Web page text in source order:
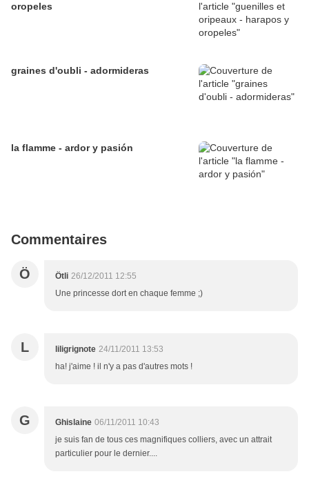
oropeles
graines d'oubli - adormideras
la flamme - ardor y pasión
Commentaires
Ö Ötli 26/12/2011 12:55
Une princesse dort en chaque femme ;)
L liligrignote 24/11/2011 13:53
ha! j'aime ! il n'y a pas d'autres mots !
G Ghislaine 06/11/2011 10:43
je suis fan de tous ces magnifiques colliers, avec un attrait
particulier pour le dernier....